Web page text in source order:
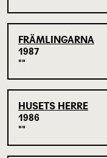
FRÄMLINGARNA
1987
HUSETS HERRE
1986